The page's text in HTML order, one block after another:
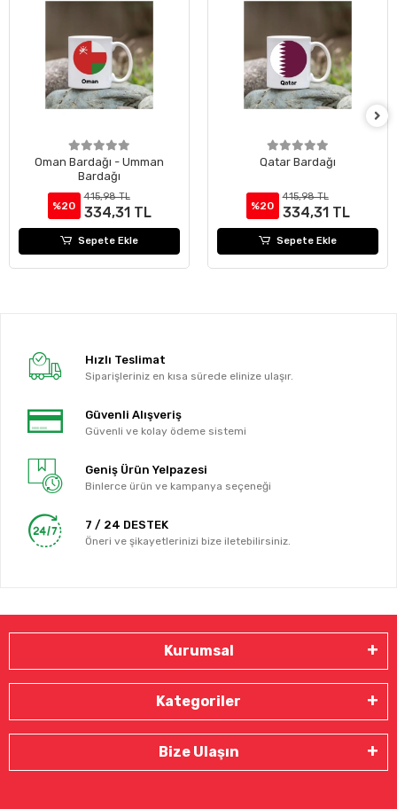
Oman Bardağı - Umman
Bardağı
%20
415,98 TL
334,31 TL
Sepete Ekle
Qatar Bardağı
%20
415,98 TL
334,31 TL
Sepete Ekle
Hızlı Teslimat
Siparişleriniz en kısa sürede elinize ulaşır.
Güvenli Alışveriş
Güvenli ve kolay ödeme sistemi
Geniş Ürün Yelpazesi
Binlerce ürün ve kampanya seçeneği
7 / 24 DESTEK
Öneri ve şikayetlerinizi bize iletebilirsiniz.
Kurumsal
Kategoriler
Bize Ulaşın